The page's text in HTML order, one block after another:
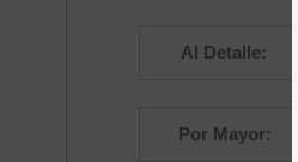
Al Detalle:
Por Mayor: